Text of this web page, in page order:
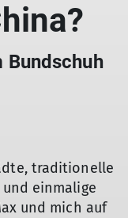
traditionelle
einmalige
und mich auf